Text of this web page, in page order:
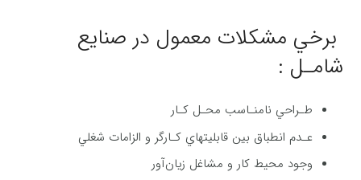
برخي مشكلات معمول در صنايع
شامـل :
طـراحي نامنـاسب محـل كـار
عـدم انطباق بين قابليتهاي كـارگر و الزامات شغلي
وجود محيط كار و مشاغل زيان‌آور